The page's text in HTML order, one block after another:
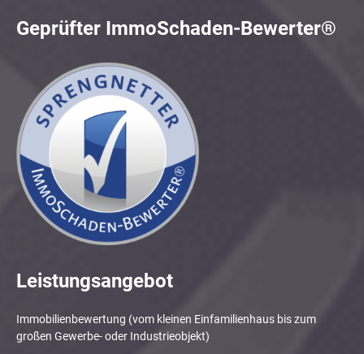
Geprüfter ImmoSchaden-Bewerter®
Leistungsangebot
Immobilienbewertung (vom kleinen Einfamilienhaus bis zum
großen Gewerbe- oder Industrieobjekt)